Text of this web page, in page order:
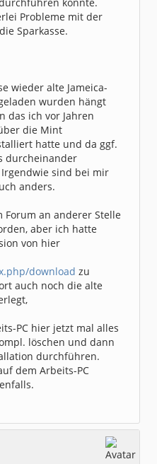
Probleme mit der
Sparkasse.
wieder alte Jameica-
wurden hängt
das ich vor Jahren
die Mint
hatte und da ggf.
durcheinander
sind bei mir
anders.
an anderer Stelle
aber ich hatte
von hier
download zu
auch noch die alte
PC hier jetzt mal alles
löschen und dann
durchführen.
dem Arbeits-PC